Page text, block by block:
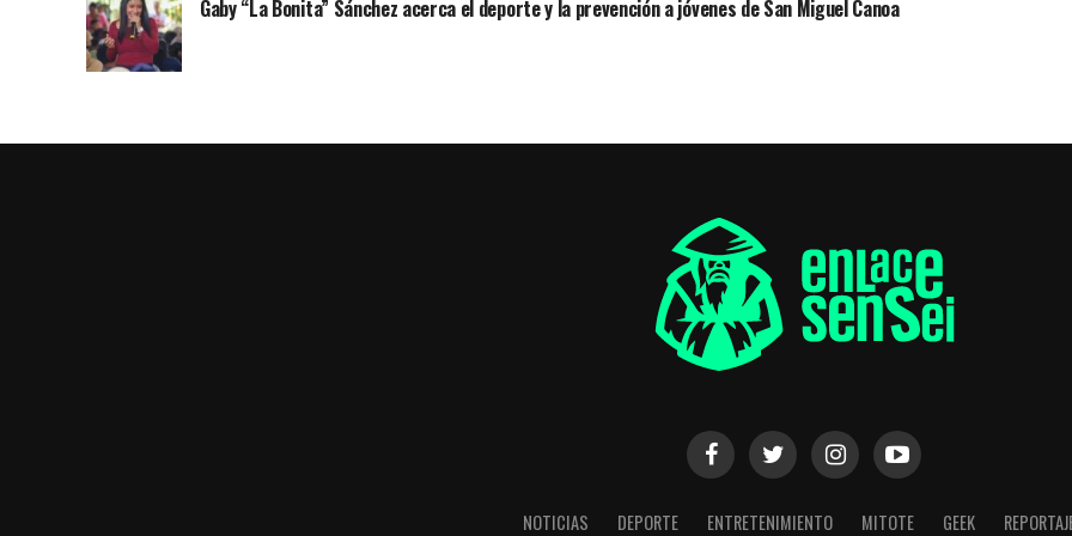
Gaby “La Bonita” Sánchez acerca el deporte y la prevención a jóvenes de San Miguel Canoa
NOTICIAS DEPORTE ENTRETENIMIENTO MITOTE GEEK